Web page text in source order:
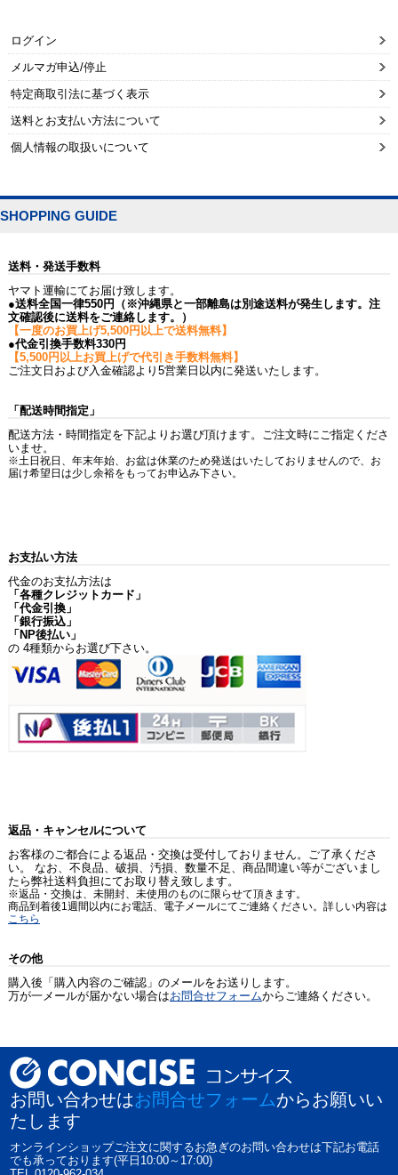
ログイン
メルマガ申込/停止
特定商取引法に基づく表示
送料とお支払い方法について
個人情報の取扱いについて
SHOPPING GUIDE
送料・発送手数料
ヤマト運輸にてお届け致します。
●送料全国一律550円（※沖縄県と一部離島は別途送料が発生します。注
文確認後に送料をご連絡します。）
【一度のお買上げ5,500円以上で送料無料】
●代金引換手数料330円
【5,500円以上お買上げで代引き手数料無料】
ご注文日および入金確認より5営業日以内に発送いたします。
「配送時間指定」
配送方法・時間指定を下記よりお選び頂けます。ご注文時にご指定くださ
いませ。
※土日祝日、年末年始、お盆は休業のため発送はいたしておりませんので、お
届け希望日は少し余裕をもってお申込み下さい。
お支払い方法
代金のお支払方法は
「各種クレジットカード」
「代金引換」
「銀行振込」
「NP後払い」
の 4種類からお選び下さい。
返品・キャンセルについて
お客様のご都合による返品・交換は受付しておりません。ご了承くださ
い。 なお、不良品、破損、汚損、数量不足、商品間違い等がございまし
たら弊社送料負担にてお取り替え致します。
※返品・交換は、未開封、未使用のものに限らせて頂きます。
商品到着後1週間以内にお電話、電子メールにてご連絡ください。詳しい内容は
こちら
その他
購入後「購入内容のご確認」のメールをお送りします。
万が一メールが届かない場合はお問合せフォームからご連絡ください。
お問い合わせはお問合せフォームからお願いい
たします
オンラインショップご注文に関するお急ぎのお問い合わせは下記お電話
でも承っております(平日10:00～17:00)